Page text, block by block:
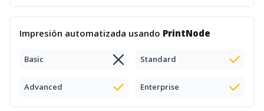
Impresión automatizada usando PrintNode
Basic Standard
Advanced Enterprise